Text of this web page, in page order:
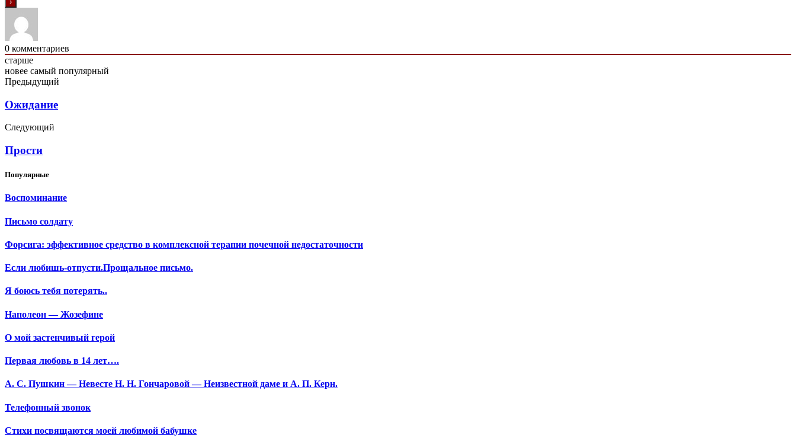
0 комментариев
старше
новее самый популярный
Предыдущий
Ожидание
Следующий
Прости
Популярные
Воспоминание
Письмо солдату
Форсига: эффективное средство в комплексной терапии почечной недостаточности
Если любишь-отпусти.Прощальное письмо.
Я боюсь тебя потерять..
Наполеон — Жозефине
О мой застенчивый герой
Первая любовь в 14 лет….
А. С. Пушкин — Невесте Н. Н. Гончаровой — Неизвестной даме и А. П. Керн.
Телефонный звонок
Стихи посвящаются моей любимой бабушке